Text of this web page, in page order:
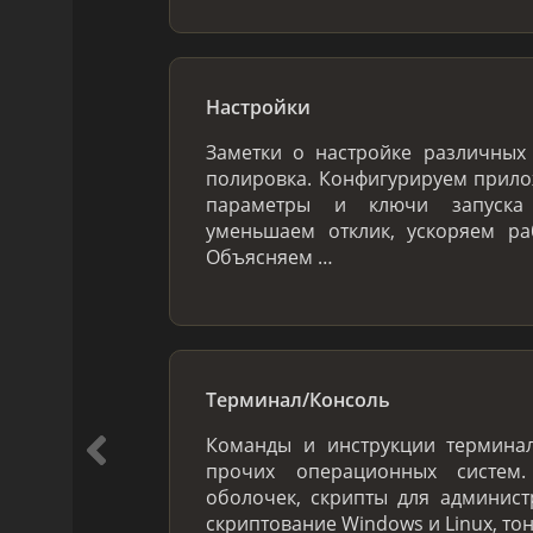
Настройки
Заметки о настройке
полировка. Конфигурируем
параметры и ключи запуска
уменьшаем отклик, ускоряем
Объясняем …
Терминал/Консоль
Команды и инструкции
прочих операционных
оболочек, скрипты для
скриптование Windows и Linux,